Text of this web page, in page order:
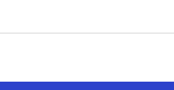
LAURENT (MB)